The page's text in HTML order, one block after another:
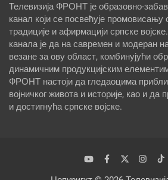
Телевизија ФРОНТ је образовно-
канал који се посвећује промовисању
традиције и афирмацији српске
канала је да на савремен и модеран
везане за ову област, комбинујући
динамичним продукцијским
ФРОНТ настоји да гледаоцима
војничког живота и историје, као и
и достигнућа српске војске.